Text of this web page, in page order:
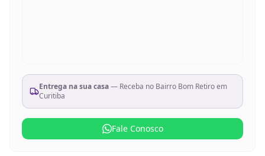
Entrega na sua casa— Receba no Bairro Bom Retiro em
Curitiba
Fale Conosco